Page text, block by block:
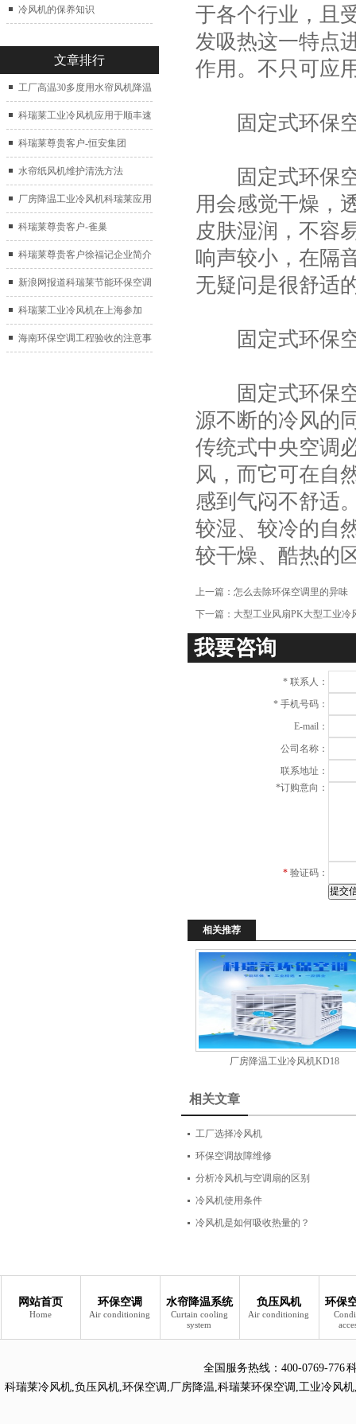
冷风机的保养知识
文章排行
工厂高温30多度用水帘风机降温
科瑞莱工业冷风机应用于顺丰速
运仓库通风降温
科瑞莱尊贵客户-恒安集团
水帘纸风机维护清洗方法
厂房降温工业冷风机科瑞莱应用
于广州制鞋厂
科瑞莱尊贵客户-雀巢
科瑞莱尊贵客户徐福记企业简介
新浪网报道科瑞莱节能环保空调
扇
科瑞莱工业冷风机在上海参加
2017中国制冷展
海南环保空调工程验收的注意事
于各个行业，且
发吸热这一特点
作用。不只可应
固定式环保空
固定式环保空
用会感觉干燥，
皮肤湿润，不容
响声较小，在隔
无疑问是很舒适
固定式环保空
固定式环保空
源不断的冷风的
传统式中央空调
风，而它可在自
感到气闷不舒适
较湿、较冷的自
较干燥、酷热的
上一篇： 怎么去除环保空调里的异味
下一篇： 大型工业风扇PK大型工业冷
我要咨询
* 联系人：
* 手机号码：
E-mail：
公司名称：
联系地址：
*订购意向：
* 验证码：
相关推荐
厂房降温工业冷风机KD18
相关文章
工厂选择冷风机
环保空调故障维修
分析冷风机与空调扇的区别
冷风机使用条件
冷风机是如何吸收热量的？
网站首页
Home
环保空调
Air conditioning
水帘降温系统
Curtain cooling
system
负压风机
Air conditioning
环保
全国服务热线： 400-0769-776
科瑞莱冷风机,负压风机,环保空调 ,厂房降温,科瑞莱环保空调 ,工业冷风机